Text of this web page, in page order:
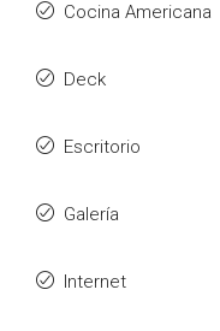
Cocina Americana
Deck
Escritorio
Galería
Internet